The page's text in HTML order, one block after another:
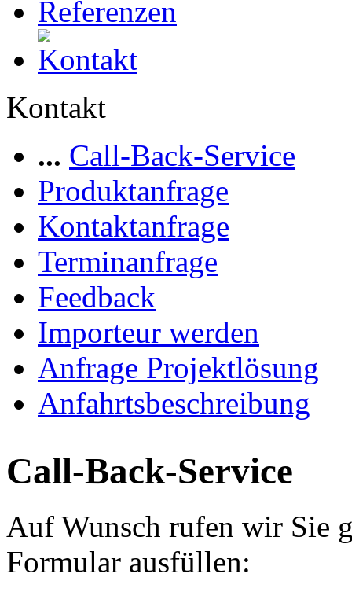
Kontakt
... Call-Back-Service
Produktanfrage
Kontaktanfrage
Terminanfrage
Feedback
Importeur werden
Anfrage Projektlösung
Anfahrtsbeschreibung
Call-Back-Service
Auf Wunsch rufen wir Sie
Formular ausfüllen: